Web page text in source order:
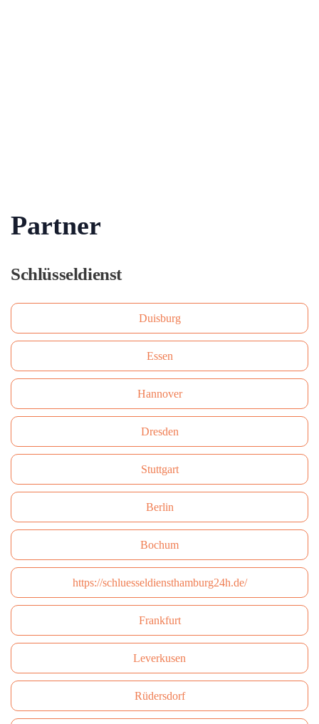
Partner
Schlüsseldienst
Duisburg
Essen
Hannover
Dresden
Stuttgart
Berlin
Bochum
https://schluesseldiensthamburg24h.de/
Frankfurt
Leverkusen
Rüdersdorf